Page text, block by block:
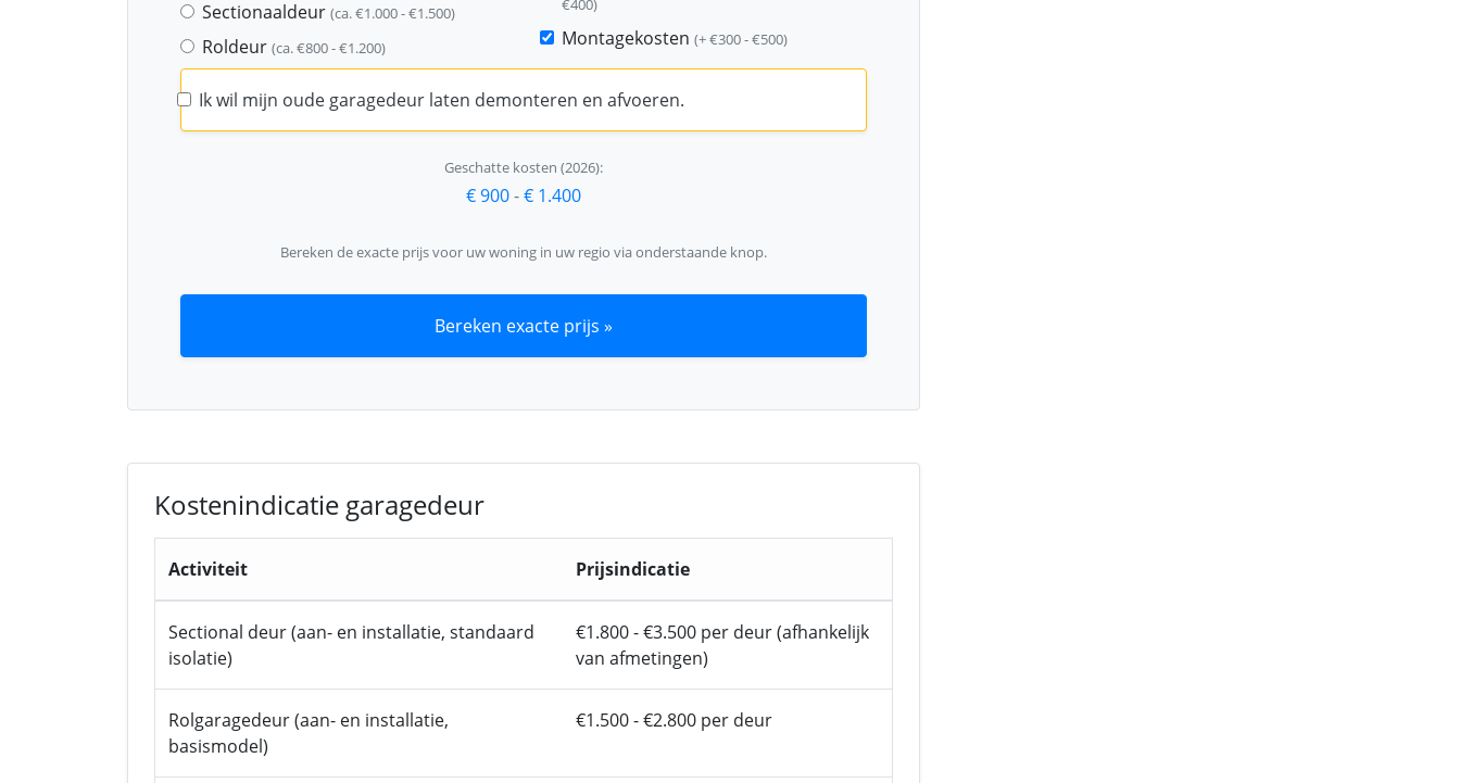
Sectionaaldeur (ca. €1.000 - €1.500)
Roldeur (ca. €800 - €1.200)
€400)
Montagekosten (+ €300 - €500)
Ik wil mijn oude garagedeur laten demonteren en afvoeren.
Geschatte kosten (2026):
€ 900-€ 1.400
Bereken de exacte prijs voor uw woning in uw regio via onderstaande knop.
Bereken exacte prijs »
Kostenindicatie garagedeur
Activiteit Prijsindicatie
Sectional deur (aan- en installatie, standaard
isolatie)
€1.800 - €3.500 per deur (afhankelijk
van afmetingen)
Rolgaragedeur (aan- en installatie,
basismodel)
€1.500 - €2.800 per deur